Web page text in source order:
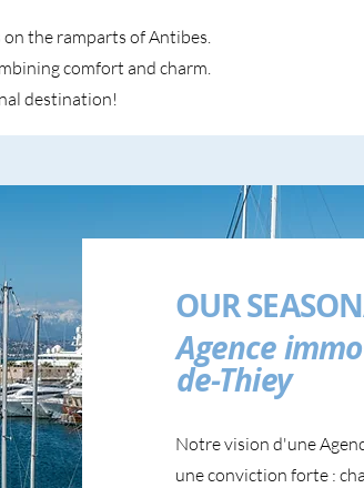
the ramparts of Antibes.
comfort and charm.
destination!
OUR
Agence
de-Thiey
Notre vision d'une
une conviction forte :